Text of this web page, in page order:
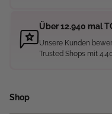
Über 12.940 mal
Unsere Kunden
Trusted Shops mit
Shop